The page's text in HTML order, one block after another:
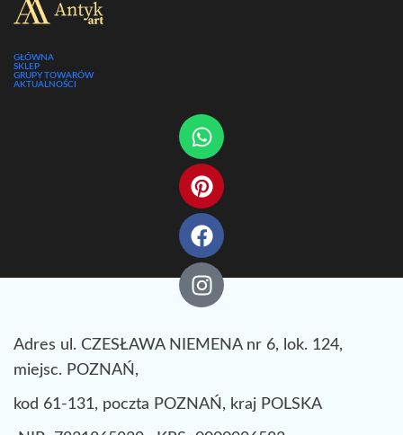
GŁÓWNA
SKLEP
GRUPY TOWARÓW
AKTUALNOŚCI
Adres ul. CZESŁAWA NIEMENA nr 6, lok. 124,
miejsc. POZNAŃ,
kod 61-131, poczta POZNAŃ, kraj POLSKA